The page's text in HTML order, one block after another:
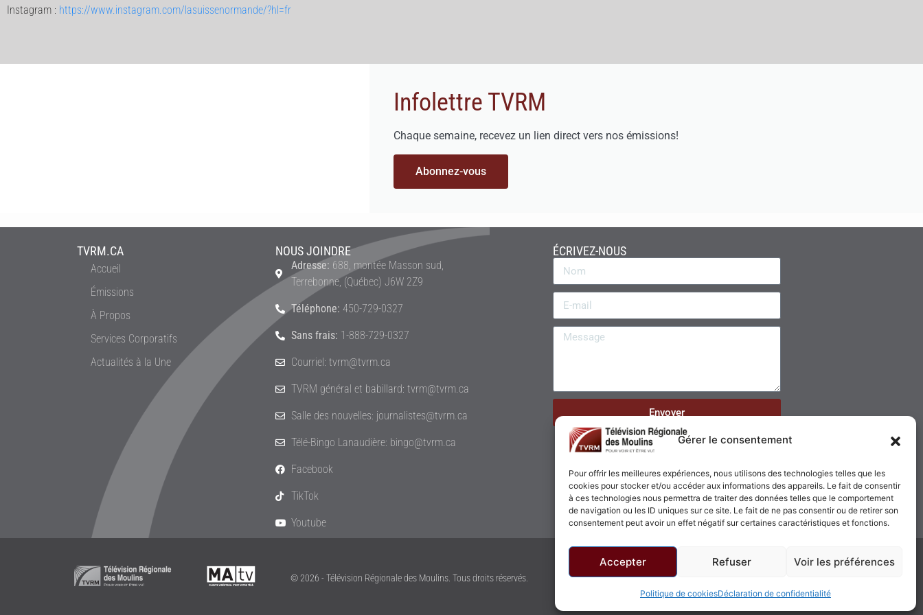
Gérer le consentement
Pour offrir les meilleures expériences, nous utilisons des technologies telles que les
cookies pour stocker et/ou accéder aux informations des appareils. Le fait de consentir
à ces technologies nous permettra de traiter des données telles que le comportement
de navigation ou les ID uniques sur ce site. Le fait de ne pas consentir ou de retirer son
consentement peut avoir un effet négatif sur certaines caractéristiques et fonctions.
Accepter Refuser Voir les préférences
Politique de cookiesDéclaration de confidentialité
Instagram : https://www.instagram.com/lasuissenormande/?hl=fr
Infolettre TVRM
Chaque semaine, recevez un lien direct vers nos émissions!
Abonnez-vous
TVRM.CA
Accueil
Émissions
À Propos
Services Corporatifs
Actualités à la Une
NOUS JOINDRE
Adresse: 688, montée Masson sud,
Terrebonne, (Québec) J6W 2Z9
Téléphone: 450-729-0327
Sans frais: 1-888-729-0327
Courriel: tvrm@tvrm.ca
TVRM général et babillard: tvrm@tvrm.ca
Salle des nouvelles: journalistes@tvrm.ca
Télé-Bingo Lanaudière: bingo@tvrm.ca
Facebook
TikTok
Youtube
ÉCRIVEZ-NOUS
Envoyer
© 2026 - Télévision Régionale des Moulins. Tous droits réservés.
Politique de confidentialité